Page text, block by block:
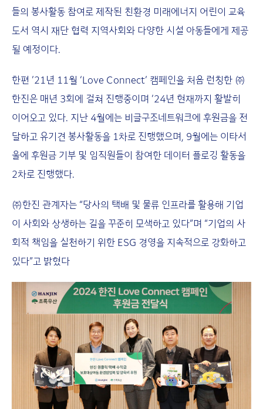
들의 봉사활동 참여로 제작된 친환경 미래에너지 어린이 교육
도서 역시 재단 협력 지역사회와 다양한 시설 아동들에게 제공
될 예정이다.
한편 ’21년 11월 ‘Love Connect’ 캠페인을 처음 런칭한 ㈜
한진은 매년 3회에 걸쳐 진행중이며 ’24년 현재까지 활발히
이어오고 있다. 지난 4월에는 비글구조네트워크에 후원금을 전
달하고 유기견 봉사활동을 1차로 진행했으며, 9월에는 이타서
울에 후원금 기부 및 임직원들이 참여한 데이터 플로깅 활동을
2차로 진행했다.
㈜한진 관계자는 “당사의 택배 및 물류 인프라를 활용해 기업
이 사회와 상생하는 길을 꾸준히 모색하고 있다”며 “기업의 사
회적 책임을 실천하기 위한 ESG 경영을 지속적으로 강화하고
있다”고 밝혔다